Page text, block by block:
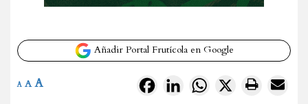
Añadir Portal Frutícola en Google
FacebookLinkedInWhatsApp
X
A A A